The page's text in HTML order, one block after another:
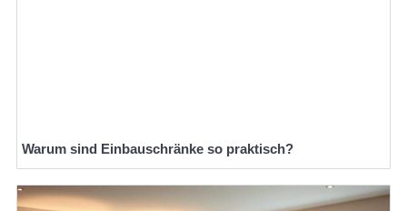
Warum sind Einbauschränke so praktisch?